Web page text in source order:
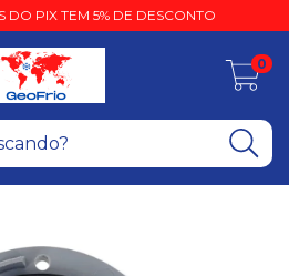
DO PIX TEM 5% DE DESCONTO
0